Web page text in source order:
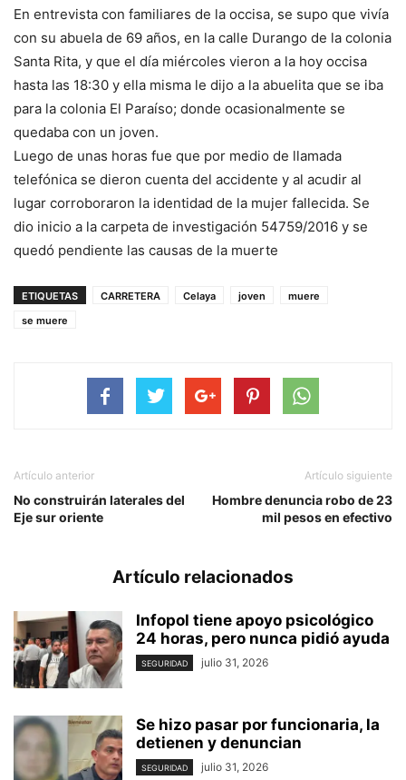
En entrevista con familiares de la occisa, se supo que vivía
con su abuela de 69 años, en la calle Durango de la colonia
Santa Rita, y que el día miércoles vieron a la hoy occisa
hasta las 18:30 y ella misma le dijo a la abuelita que se iba
para la colonia El Paraíso; donde ocasionalmente se
quedaba con un joven.
Luego de unas horas fue que por medio de llamada
telefónica se dieron cuenta del accidente y al acudir al
lugar corroboraron la identidad de la mujer fallecida. Se
dio inicio a la carpeta de investigación 54759/2016 y se
quedó pendiente las causas de la muerte
ETIQUETAS CARRETERA Celaya joven
muere
se muere
Artículo anterior
No construirán laterales del
Eje sur oriente
Artículo siguiente
Hombre denuncia robo de 23
mil pesos en efectivo
Artículo relacionados
Infopol tiene apoyo psicológico
24 horas, pero nunca pidió ayuda
SEGURIDAD julio 31, 2026
Se hizo pasar por funcionaria, la
detienen y denuncian
SEGURIDAD julio 31, 2026